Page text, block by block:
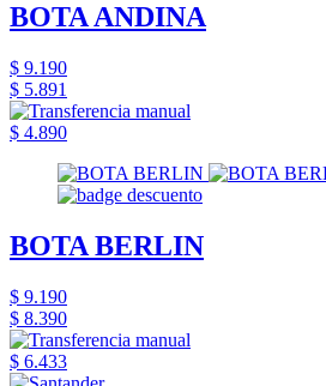
BOTA ANDINA
$ 9.190
$ 5.891
$ 4.890
BOTA BERLIN
$ 9.190
$ 8.390
$ 6.433